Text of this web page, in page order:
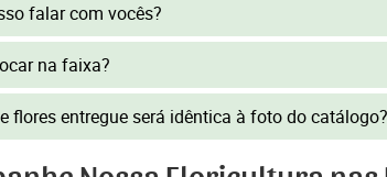
falar com vocês?
na faixa?
flores entregue será idêntica à foto do catálogo?